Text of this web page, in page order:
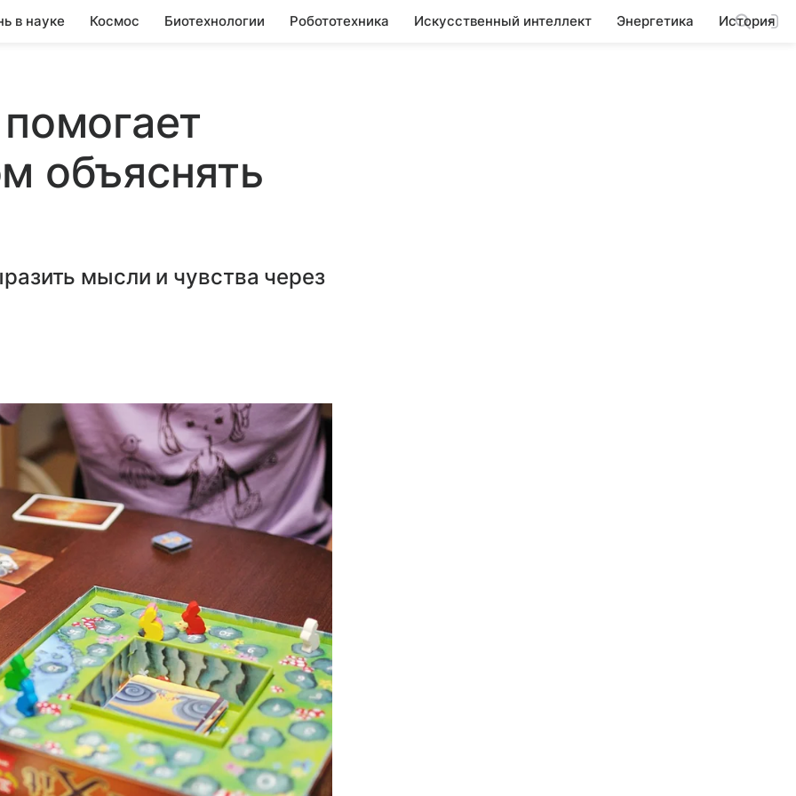
в науке Космос Биотехнологии Робототехника Искусственный интеллект Энергетика История
объяснять
мысли и чувства через